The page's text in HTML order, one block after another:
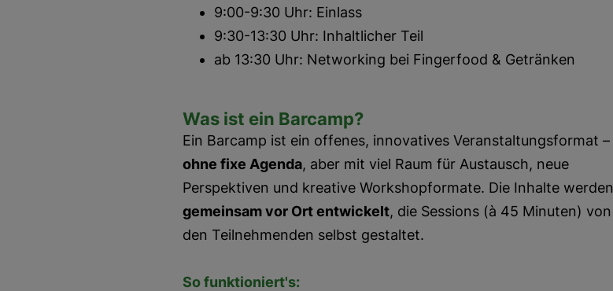
9:00-9:30 Uhr: Einlass
9:30-13:30 Uhr: Inhaltlicher Teil
ab 13:30 Uhr: Networking bei Fingerfood & Getränken
Was ist ein Barcamp?
Ein Barcamp ist ein offenes, innovatives Veranstaltungsformat –
ohne fixe Agenda, aber mit viel Raum für Austausch, neue
Perspektiven und kreative Workshopformate. Die Inhalte werden
gemeinsam vor Ort entwickelt, die Sessions (à 45 Minuten) von
den Teilnehmenden selbst gestaltet.
So funktioniert's: